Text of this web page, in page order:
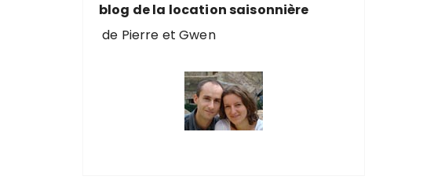
blog de la location saisonnière
de Pierre et Gwen